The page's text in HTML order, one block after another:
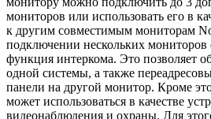
мониторов или использовать его в
к другим совместимым мониторам
подключении нескольких мониторов
функция интеркома. Это позволяет
одной системы, а также
панели на другой монитор. Кроме
может использоваться в качестве
видеонаблюдения и охраны. Для